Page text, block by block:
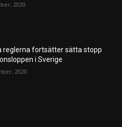
2020
reglerna fortsätter sätta stopp
i Sverige
2020